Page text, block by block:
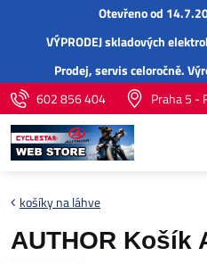
Otevřeno od
VÝPRODEJ skladových
Prodej,servisceloročně.
602 856 404
Praha 5 -
košíky na láhve
AUTHOR Košík